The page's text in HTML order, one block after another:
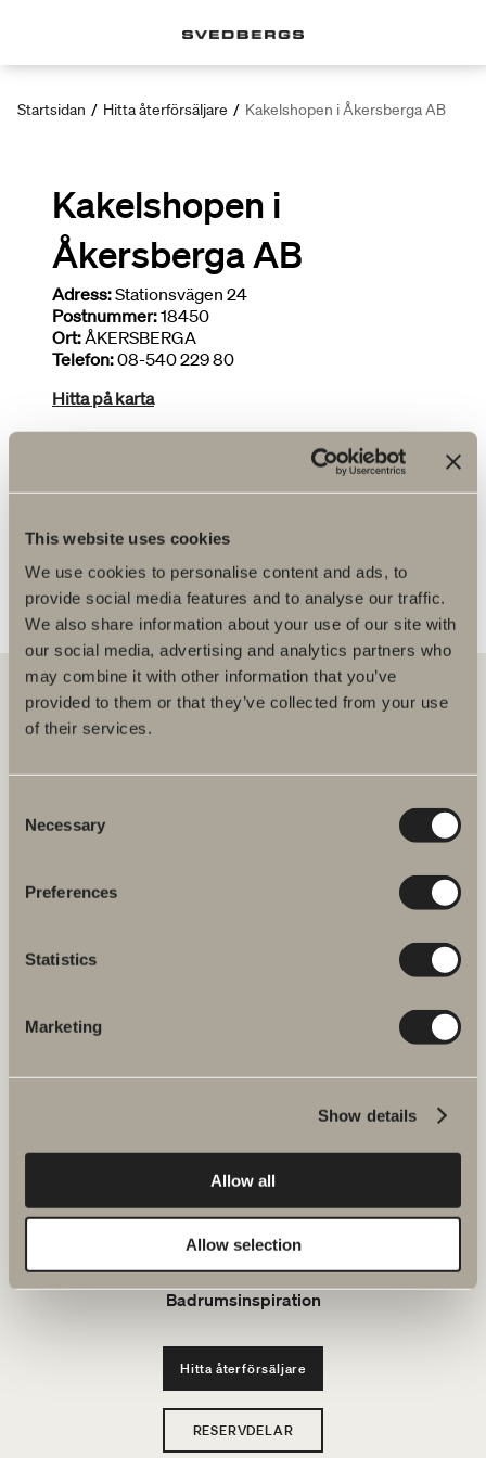
This website uses cookies
We use cookies to personalise content and ads, to
provide social media features and to analyse our traffic.
We also share information about your use of our site with
our social media, advertising and analytics partners who
may combine it with other information that you’ve
provided to them or that they’ve collected from your use
of their services.
Selection
Necessary
Preferences
Statistics
Marketing
Show details
Allow all
Allow selection
Startsidan / Hitta återförsäljare / Kakelshopen i Åkersberga AB
Kakelshopen i
Åkersberga AB
Adress:Stationsvägen 24
Postnummer:18450
Ort:ÅKERSBERGA
Telefon:08-540 229 80
Hitta på karta
Deltar i kampanjer
Svedbergs i Dalstorp AB
Verkstadsvägen 1
Svedbergs kundservice.
Hållbarhet
Badrumsinspiration
Hitta återförsäljare
RESERVDELAR